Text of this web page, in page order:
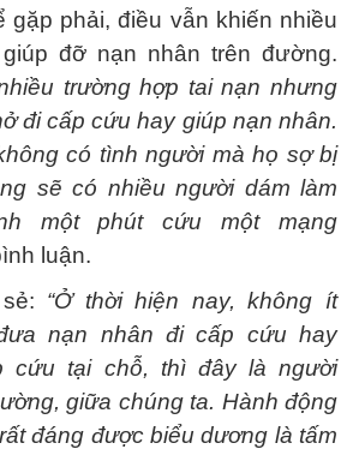
gặp phải, điều vẫn khiến nhiều
đỡ nạn nhân trên đường.
trường hợp tai nạn nhưng
đi cấp cứu hay giúp nạn nhân.
có tình người mà họ sợ bị
sẽ có nhiều người dám làm
một phút cứu một mạng
luận.
“Ở thời hiện nay, không ít
nạn nhân đi cấp cứu hay
cứu tại chỗ, thì đây là người
giữa chúng ta. Hành động
đáng được biểu dương là tấm